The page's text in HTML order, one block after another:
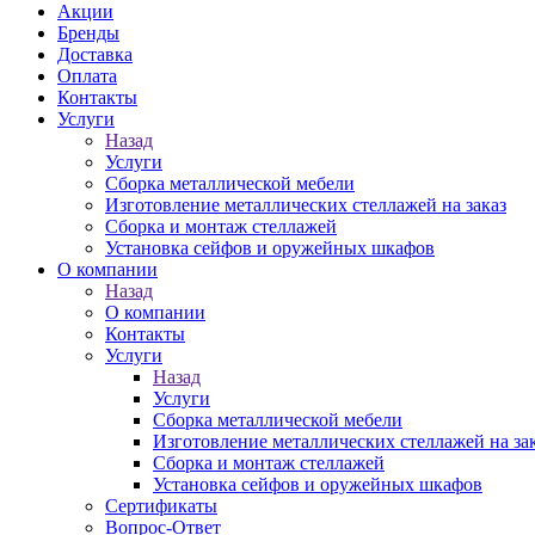
Акции
Бренды
Доставка
Оплата
Контакты
Услуги
Назад
Услуги
Сборка металлической мебели
Изготовление металлических стеллажей на заказ
Сборка и монтаж стеллажей
Установка сейфов и оружейных шкафов
О компании
Назад
О компании
Контакты
Услуги
Назад
Услуги
Сборка металлической мебели
Изготовление металлических стеллажей на
Сборка и монтаж стеллажей
Установка сейфов и оружейных шкафов
Сертификаты
Вопрос-Ответ